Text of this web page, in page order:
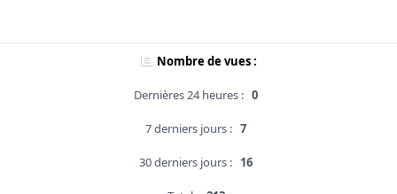
Nombre de vues :
Dernières 24 heures : 0
7 derniers jours : 7
30 derniers jours : 16